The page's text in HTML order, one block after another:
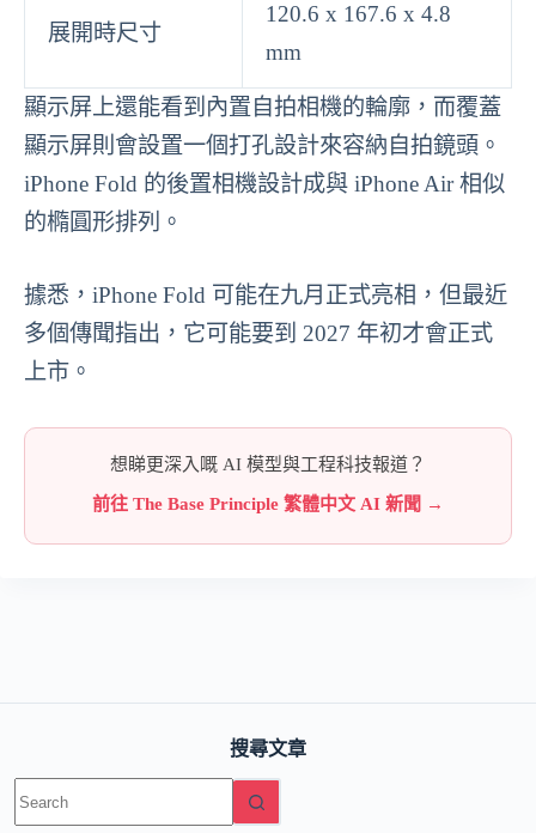
展開時尺寸
120.6 x 167.6 x 4.8
mm
顯示屏上還能看到內置自拍相機的輪廓，而覆蓋
顯示屏則會設置一個打孔設計來容納自拍鏡頭。
iPhone Fold 的後置相機設計成與 iPhone Air 相似
的橢圓形排列。
據悉，iPhone Fold 可能在九月正式亮相，但最近
多個傳聞指出，它可能要到 2027 年初才會正式
上市。
想睇更深入嘅 AI 模型與工程科技報道？
前往 The Base Principle 繁體中文 AI 新聞 →
搜尋文章
results